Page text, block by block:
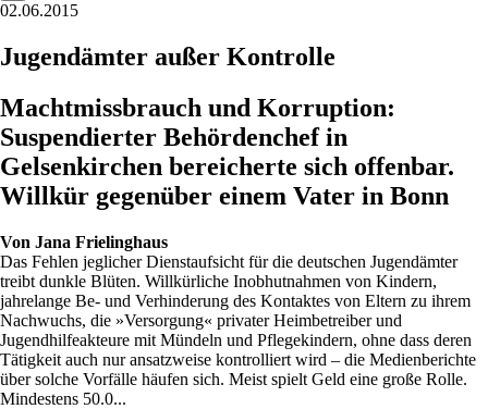
02.06.2015
Jugendämter außer Kontrolle
Machtmissbrauch und Korruption:
Suspendierter Behördenchef in
Gelsenkirchen bereicherte sich offenbar.
Willkür gegenüber einem Vater in Bonn
Von Jana Frielinghaus
Das Fehlen jeglicher Dienstaufsicht für die deutschen Jugendämter
treibt dunkle Blüten. Willkürliche Inobhutnahmen von Kindern,
jahrelange Be- und Verhinderung des Kontaktes von Eltern zu ihrem
Nachwuchs, die »Versorgung« privater Heimbetreiber und
Jugendhilfeakteure mit Mündeln und Pflegekindern, ohne dass deren
Tätigkeit auch nur ansatzweise kontrolliert wird – die Medienberichte
über solche Vorfälle häufen sich. Meist spielt Geld eine große Rolle.
Mindestens 50.0...